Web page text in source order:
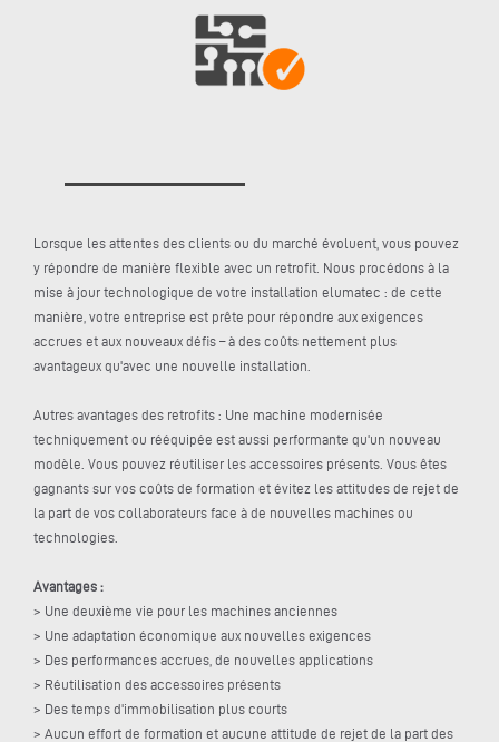
Lorsque les attentes des clients ou du marché évoluent, vous pouvez
y répondre de manière flexible avec un retrofit. Nous procédons à la
mise à jour technologique de votre installation elumatec : de cette
manière, votre entreprise est prête pour répondre aux exigences
accrues et aux nouveaux défis – à des coûts nettement plus
avantageux qu'avec une nouvelle installation.
Autres avantages des retrofits : Une machine modernisée
techniquement ou rééquipée est aussi performante qu'un nouveau
modèle. Vous pouvez réutiliser les accessoires présents. Vous êtes
gagnants sur vos coûts de formation et évitez les attitudes de rejet de
la part de vos collaborateurs face à de nouvelles machines ou
technologies.
Avantages :
> Une deuxième vie pour les machines anciennes
> Une adaptation économique aux nouvelles exigences
> Des performances accrues, de nouvelles applications
> Réutilisation des accessoires présents
> Des temps d'immobilisation plus courts
> Aucun effort de formation et aucune attitude de rejet de la part des